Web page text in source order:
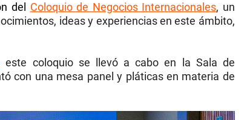
del Coloquio de Negocios Internacionales, un
ideas y experiencias en este ámbito,
este coloquio se llevó a cabo en la Sala de
con una mesa panel y pláticas en materia de